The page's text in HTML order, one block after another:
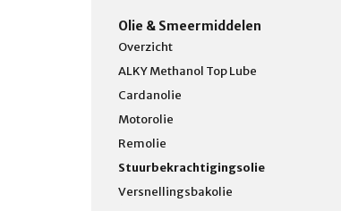
Olie & Smeermiddelen
Overzicht
ALKY Methanol Top Lube
Cardanolie
Motorolie
Remolie
Stuurbekrachtigingsolie
Versnellingsbakolie